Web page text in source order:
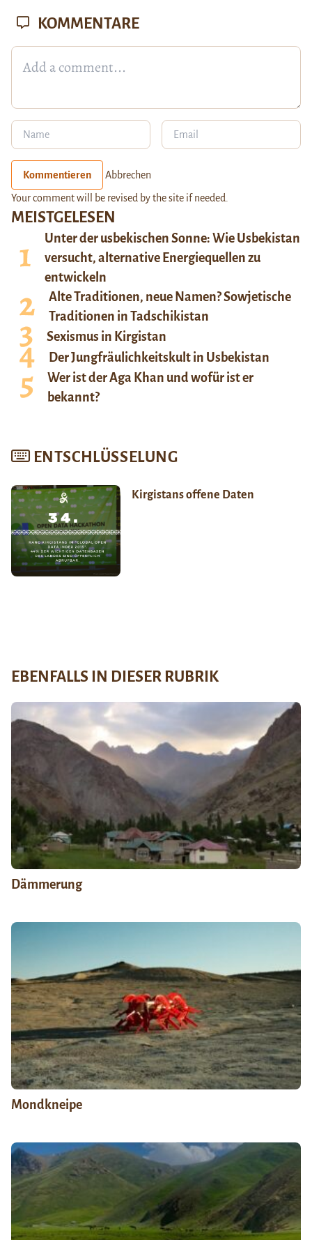
MEISTGELESEN
Unter der usbekischen Sonne: Wie Usbekistan
versucht, alternative Energiequellen zu
entwickeln
Alte Traditionen, neue Namen? Sowjetische
Traditionen in Tadschikistan
Sexismus in Kirgistan
Der Jungfräulichkeitskult in Usbekistan
Wer ist der Aga Khan und wofür ist er
bekannt?
ENTSCHLÜSSELUNG
Kirgistans offene Daten
KOMMENTARE
Kommentieren Abbrechen
Your comment will be revised by the site if needed.
EBENFALLS IN DIESER RUBRIK
Dämmerung
Mondkneipe